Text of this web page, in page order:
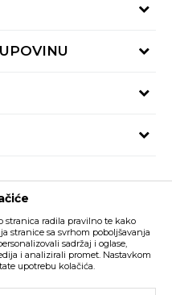
proizvoda, prikazu slika i samih
sve informacije kompletne i bez
naše ponude i ne podrazumijeva da
robe možete provjeriti pozivom
stranica radila pravilno te kako
stranice sa svrhom poboljšavanja
sadržaj i oglase,
i analizirali promet. Nastavkom
upotrebu kolačića.